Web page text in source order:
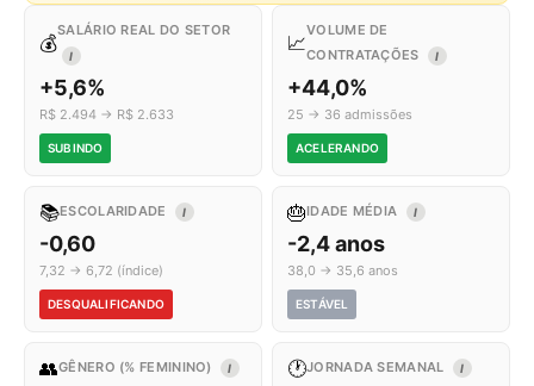
💰
SALÁRIO REAL DO SETOR
I
+5,6%
R$ 2.494 → R$ 2.633
SUBINDO
📈
VOLUME DE
CONTRATAÇÕES
I
+44,0%
25 → 36 admissões
ACELERANDO
📚ESCOLARIDADE I
-0,60
7,32 → 6,72 (índice)
DESQUALIFICANDO
🎂IDADE MÉDIA I
-2,4 anos
38,0 → 35,6 anos
ESTÁVEL
👥GÊNERO (% FEMININO) I 🕐JORNADA SEMANAL I